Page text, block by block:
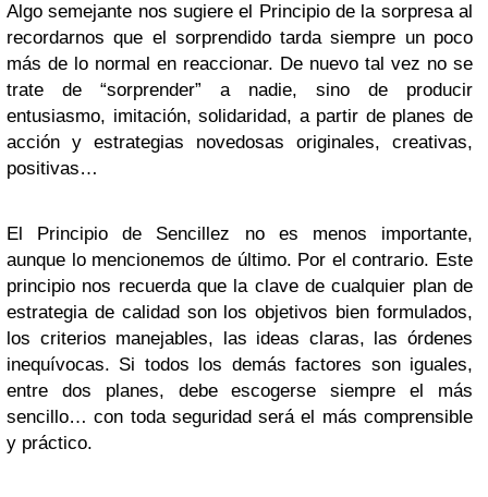
Algo semejante nos sugiere el Principio de la sorpresa al
recordarnos que el sorprendido tarda siempre un poco
más de lo normal en reaccionar. De nuevo tal vez no se
trate de “sorprender” a nadie, sino de producir
entusiasmo, imitación, solidaridad, a partir de planes de
acción y estrategias novedosas originales, creativas,
positivas…
El Principio de Sencillez no es menos importante,
aunque lo mencionemos de último. Por el contrario. Este
principio nos recuerda que la clave de cualquier plan de
estrategia de calidad son los objetivos bien formulados,
los criterios manejables, las ideas claras, las órdenes
inequívocas. Si todos los demás factores son iguales,
entre dos planes, debe escogerse siempre el más
sencillo… con toda seguridad será el más comprensible
y práctico.